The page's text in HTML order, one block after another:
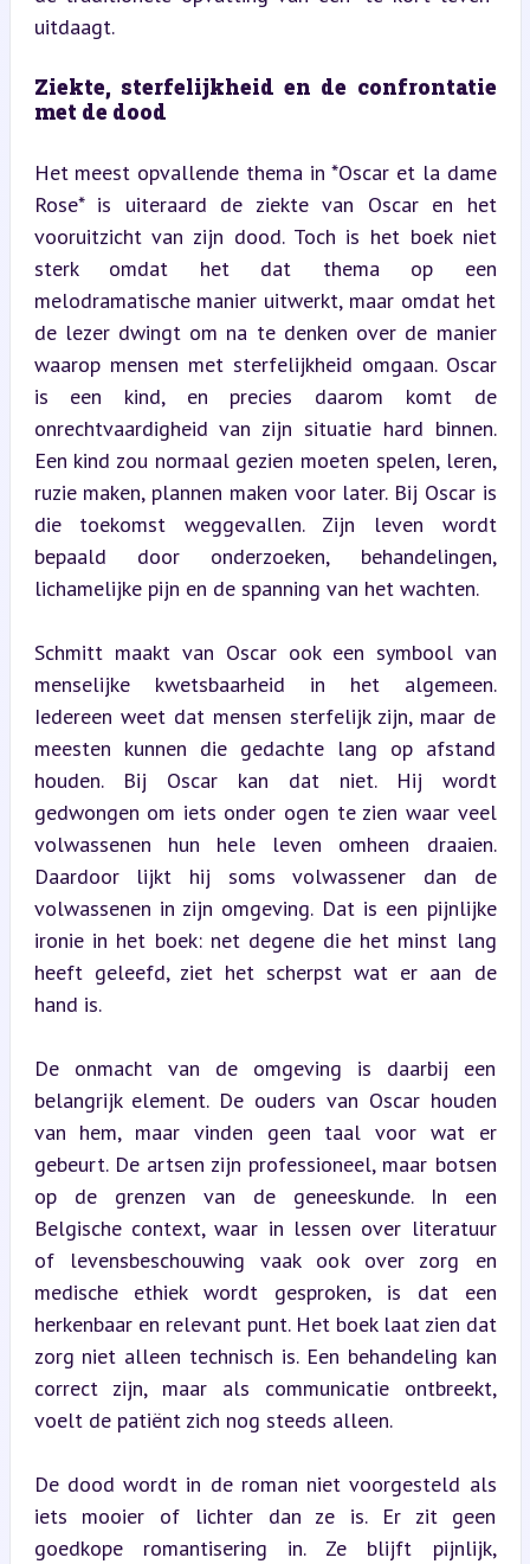
uitdaagt.
Ziekte, sterfelijkheid en de confrontatie
met de dood
Het meest opvallende thema in *Oscar et la dame
Rose* is uiteraard de ziekte van Oscar en het
vooruitzicht van zijn dood. Toch is het boek niet
sterk omdat het dat thema op een
melodramatische manier uitwerkt, maar omdat het
de lezer dwingt om na te denken over de manier
waarop mensen met sterfelijkheid omgaan. Oscar
is een kind, en precies daarom komt de
onrechtvaardigheid van zijn situatie hard binnen.
Een kind zou normaal gezien moeten spelen, leren,
ruzie maken, plannen maken voor later. Bij Oscar is
die toekomst weggevallen. Zijn leven wordt
bepaald door onderzoeken, behandelingen,
lichamelijke pijn en de spanning van het wachten.
Schmitt maakt van Oscar ook een symbool van
menselijke kwetsbaarheid in het algemeen.
Iedereen weet dat mensen sterfelijk zijn, maar de
meesten kunnen die gedachte lang op afstand
houden. Bij Oscar kan dat niet. Hij wordt
gedwongen om iets onder ogen te zien waar veel
volwassenen hun hele leven omheen draaien.
Daardoor lijkt hij soms volwassener dan de
volwassenen in zijn omgeving. Dat is een pijnlijke
ironie in het boek: net degene die het minst lang
heeft geleefd, ziet het scherpst wat er aan de
hand is.
De onmacht van de omgeving is daarbij een
belangrijk element. De ouders van Oscar houden
van hem, maar vinden geen taal voor wat er
gebeurt. De artsen zijn professioneel, maar botsen
op de grenzen van de geneeskunde. In een
Belgische context, waar in lessen over literatuur
of levensbeschouwing vaak ook over zorg en
medische ethiek wordt gesproken, is dat een
herkenbaar en relevant punt. Het boek laat zien dat
zorg niet alleen technisch is. Een behandeling kan
correct zijn, maar als communicatie ontbreekt,
voelt de patiënt zich nog steeds alleen.
De dood wordt in de roman niet voorgesteld als
iets mooier of lichter dan ze is. Er zit geen
goedkope romantisering in. Ze blijft pijnlijk,